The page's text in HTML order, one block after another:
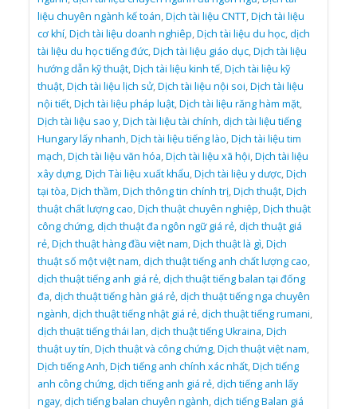
liệu chuyên ngành kế toán,Dịch tài liệu CNTT,Dịch tài liệu
cơ khí,Dịch tài liệu doanh nghiêp,Dịch tài liệu du học,dịch
tài liệu du học tiếng đức,Dịch tài liệu giáo dục,Dịch tài liệu
hướng dẫn kỹ thuật,Dịch tài liệu kinh tế,Dịch tài liệu kỹ
thuật,Dịch tài liệu lịch sử,Dịch tài liệu nội soi,Dịch tài liệu
nội tiết,Dịch tài liệu pháp luật,Dịch tài liệu răng hàm mặt,
Dịch tài liệu sao y,Dịch tài liệu tài chính,dịch tài liệu tiếng
Hungary lấy nhanh,Dịch tài liệu tiếng lào,Dịch tài liệu tim
mạch,Dịch tài liệu văn hóa,Dịch tài liệu xã hội,Dịch tài liệu
xây dựng,Dịch Tài liệu xuất khẩu,Dịch tài liệu y dược,Dịch
tại tòa,Dịch thầm,Dịch thông tin chính trị,Dịch thuật,Dịch
thuật chất lượng cao,Dịch thuật chuyên nghiệp,Dịch thuật
công chứng,dịch thuật đa ngôn ngữ giá rẻ,dịch thuật giá
rẻ,Dịch thuật hàng đầu việt nam,Dịch thuật là gì,Dịch
thuật số một việt nam,dịch thuật tiếng anh chất lượng cao,
dịch thuật tiếng anh giá rẻ,dịch thuật tiếng balan tại đống
đa,dịch thuật tiếng hàn giá rẻ,dịch thuật tiếng nga chuyên
ngành,dịch thuật tiếng nhật giá rẻ,dịch thuật tiếng rumani,
dịch thuật tiếng thái lan,dịch thuật tiếng Ukraina,Dịch
thuật uy tín,Dịch thuật và công chứng,Dịch thuật việt nam,
Dịch tiếng Anh,Dịch tiếng anh chính xác nhất,Dịch tiếng
anh công chứng,dịch tiếng anh giá rẻ,dịch tiếng anh lấy
ngay,dịch tiếng balan chuyên ngành,dịch tiếng Balan giá